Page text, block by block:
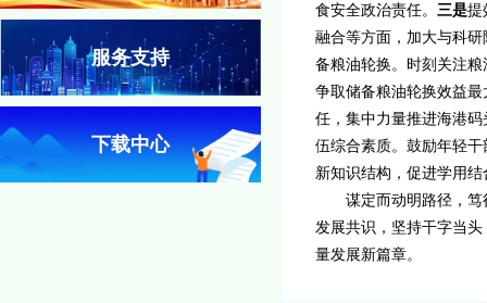
服务支持
下载中心
食安全政治责任。 三是提
融合等方面，加大与科
备粮油轮换。时刻关注
争取储备粮油轮换效益最
任，集中力量推进海港
伍综合素质。鼓励年轻
新知识结构， 促进学用结
谋定而动明路径，笃
发展共识， 坚持干字当
量发展新篇章。